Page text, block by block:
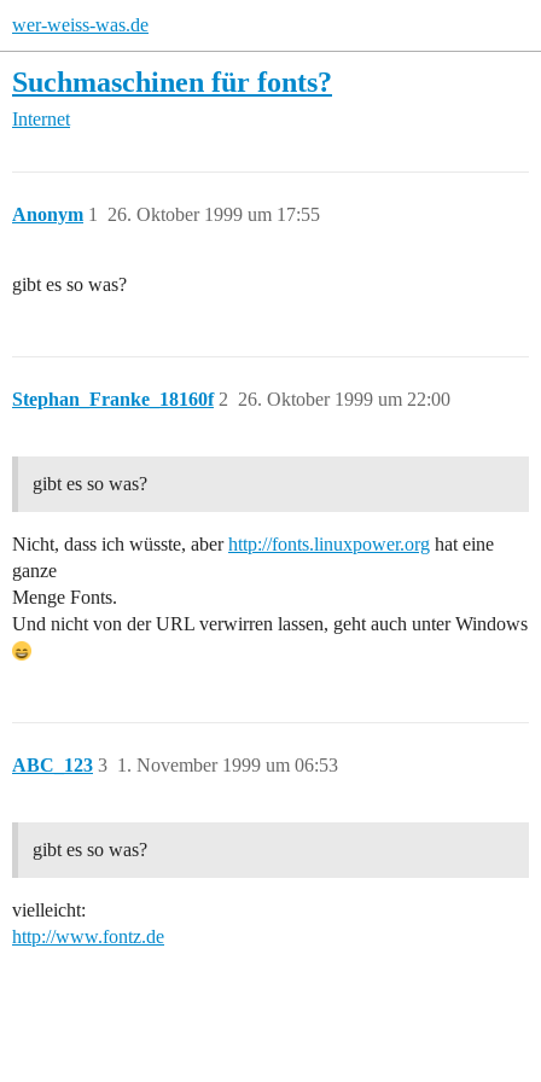
wer-weiss-was.de
Suchmaschinen für fonts?
Internet
Anonym 26. Oktober 1999 um 17:55
1
gibt es so was?
Stephan_Franke_18160f 26. Oktober 1999 um 22:00
2
gibt es so was?
Nicht, dass ich wüsste, aberhttp://fonts.linuxpower.org hat eine
ganze
Menge Fonts.
Und nicht von der URL verwirren lassen, geht auch unter Windows
ABC_123 1. November 1999 um 06:53
3
gibt es so was?
vielleicht:
http://www.fontz.de